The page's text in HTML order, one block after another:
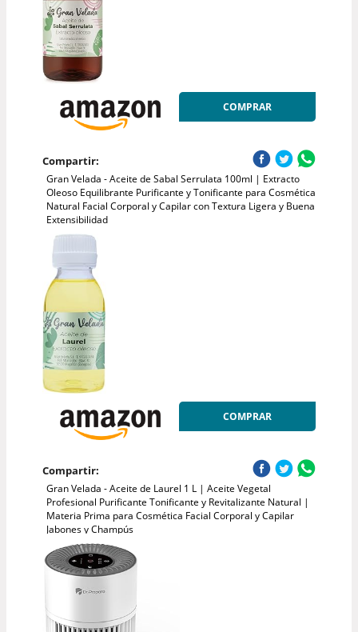
COMPRAR
Compartir:
Gran Velada - Aceite de Sabal Serrulata 100ml | Extracto
Oleoso Equilibrante Purificante y Tonificante para Cosmética
Natural Facial Corporal y Capilar con Textura Ligera y Buena
Extensibilidad
COMPRAR
Compartir:
Gran Velada - Aceite de Laurel 1 L | Aceite Vegetal
Profesional Purificante Tonificante y Revitalizante Natural |
Materia Prima para Cosmética Facial Corporal y Capilar
Jabones y Champús